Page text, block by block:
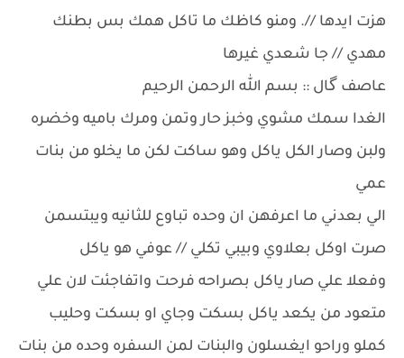
هزت ايدها //. ومنو كاظك ما تاكل همك بس بطنك
مهدي // جا شعدي غيرها
عاصف گال :: بسم الله الرحمن الرحيم
الغدا سمك مشوي وخبز حار وتمن ومرك باميه وخضره
ولبن وصار الكل ياكل وهو ساكت لكن ما يخلو من بنات
عمي
الي بعدني ما اعرفهن ان وحده تباوع للثانيه ويبتسمن
صرت اوكل بعلاوي وبيبي تكلي // عوفي هو ياكل
وفعلا علي صار ياكل بصراحه فرحت واتفاجئت لان علي
متعود من يكعد ياكل بسكت وجاي او بسكت وحليب
كملو وراحو ايغسلون والبنات لمن السفره وحده من بنات